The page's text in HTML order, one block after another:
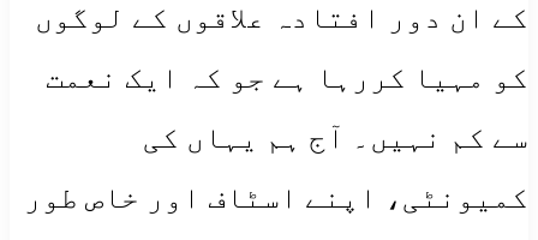
کے ان دور افتادہ علاقوں کے لوگوں
کو مہیا کررہا ہے جو کہ ایک نعمت
سے کم نہیں۔ آج ہم یہاں کی
کمیونٹی، اپنے اسٹاف اور خاص طور